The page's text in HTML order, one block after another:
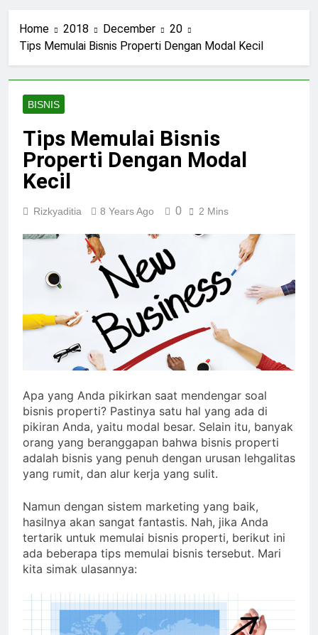
Home 2018 December
20
Tips Memulai Bisnis Properti Dengan Modal Kecil
BISNIS
Tips Memulai Bisnis
Properti Dengan Modal
Kecil
Rizkyaditia 8 Years Ago 0 2 Mins
Apa yang Anda pikirkan saat mendengar soal
bisnis properti? Pastinya satu hal yang ada di
pikiran Anda, yaitu modal besar. Selain itu, banyak
orang yang beranggapan bahwa bisnis properti
adalah bisnis yang penuh dengan urusan lehgalitas
yang rumit, dan alur kerja yang sulit.
Namun dengan sistem marketing yang baik,
hasilnya akan sangat fantastis. Nah, jika Anda
tertarik untuk memulai bisnis properti, berikut ini
ada beberapa tips memulai bisnis tersebut. Mari
kita simak ulasannya: